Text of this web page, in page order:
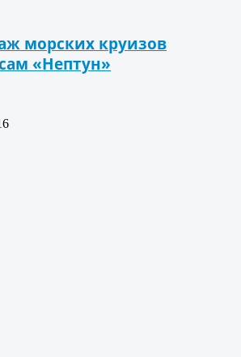
морских круизов
«Нептун»